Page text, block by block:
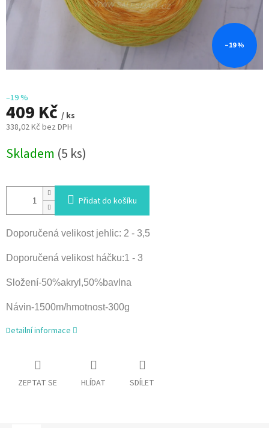
–19 %
–19 %
409 Kč / ks
338,02 Kč bez DPH
cena:
Skladem (5 ks)
Přidat do košíku
Doporučená velikost jehlic: 2 - 3,5
Doporučená velikost háčku:1 - 3
Složení-50%akryl,50%bavlna
Návin-1500m/hmotnost-300g
Detailní informace
ZEPTAT SE HLÍDAT SDÍLET